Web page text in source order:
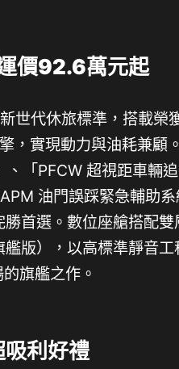
價92.6萬元起
世代休旅標準，搭載榮
，實現動力與油耗兼顧
「PFCW 超視距車輛
油門誤踩緊急輔助
首選。數位座艙搭配雙
版），以高標準靜音
旗艦之作。
利好禮